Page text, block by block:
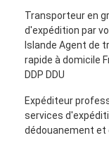
Transporteur en
d'expédition par
Islande Agent de
rapide à domicile
DDP DDU
Expéditeur
services
dédouanement et